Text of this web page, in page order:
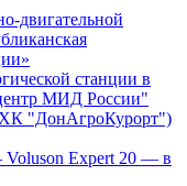
двигательной
станции в
МИД России"
"ДонАгроКурорт")
Expert 20 — в